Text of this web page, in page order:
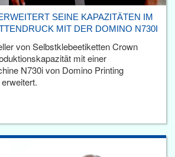
SEINE KAPAZITÄTEN IM
MIT DER DOMINO N730I
von Selbstklebeetiketten Crown
mit einer
N730i von Domino Printing